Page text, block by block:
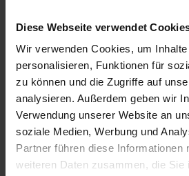
Diese Webseite verwendet
Wir verwenden Cookies, um
personalisieren, Funktionen für
zu können und die Zugriffe auf
analysieren. Außerdem geben wir
Verwendung unserer Website an
soziale Medien, Werbung und
Partner führen diese Informationen
weiteren Daten zusammen, die Sie
lose Ware
September
Januar
250 €
300 €
Die aktuelle Preisentwicklung für
können Sie jederzeit auf unserer